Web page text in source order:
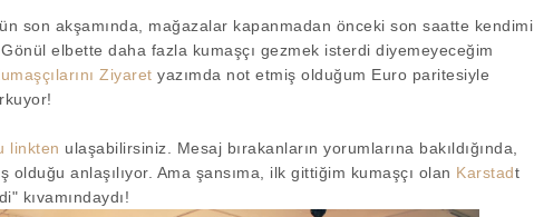
son akşamında, mağazalar kapanmadan önceki son saatte kendimi
elbette daha fazla kumaşçı gezmek isterdi diyemeyeceğim
Ziyaret yazımda not etmiş olduğum Euro paritesiyle
linkten ulaşabilirsiniz. Mesaj bırakanların yorumlarına bakıldığında,
olduğu anlaşılıyor. Ama şansıma, ilk gittiğim kumaşçı olan Karstadt
kıvamındaydı!